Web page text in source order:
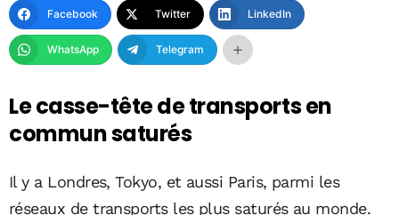
Facebook Twitter LinkedIn
WhatsApp Telegram
Le casse-tête de transports en
commun saturés
Il y a Londres, Tokyo, et aussi Paris, parmi les
réseaux de transports les plus saturés au monde.